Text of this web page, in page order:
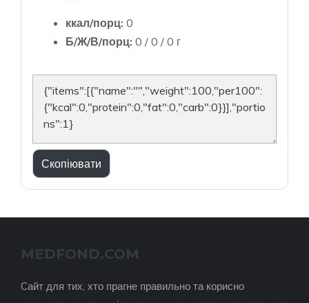
ккал/порц: 0
Б/Ж/В/порц: 0 / 0 / 0 г
Скопіювати
MEDFOND.COM
Cайт для тих, хто прагне правильно та корисно